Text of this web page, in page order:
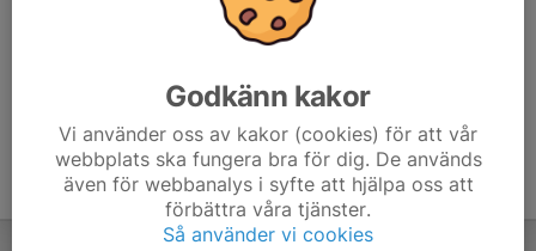
Godkänn kakor
Vi använder oss av kakor (cookies) för att vår
webbplats ska fungera bra för dig. De används
även för webbanalys i syfte att hjälpa oss att
förbättra våra tjänster.
Så använder vi cookies